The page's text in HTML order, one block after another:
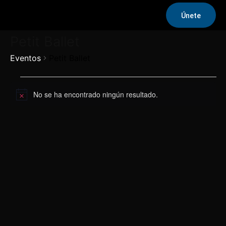
Únete
Eventos
Eventos
Aviso No se ha encontrado ningún resultado.